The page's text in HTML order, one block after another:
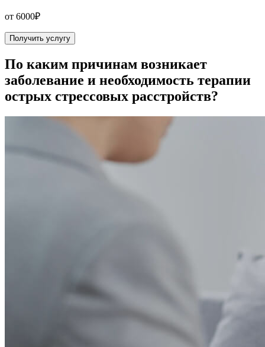
от 6000₽
Получить услугу
По каким причинам возникает
заболевание и необходимость терапии
острых стрессовых расстройств?